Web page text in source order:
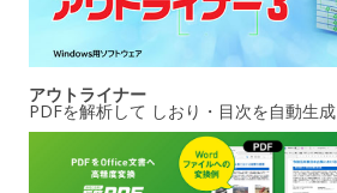
アウトライナー
PDFを解析して しおり・目次を自動生成